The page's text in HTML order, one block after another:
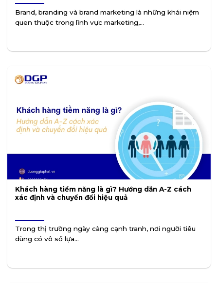
Brand, branding và brand marketing là những khái niệm
quen thuộc trong lĩnh vực marketing,...
Khách hàng tiềm năng là gì? Hướng dẫn A-Z cách
xác định và chuyển đổi hiệu quả
Trong thị trường ngày càng cạnh tranh, nơi người tiêu
dùng có vô số lựa...